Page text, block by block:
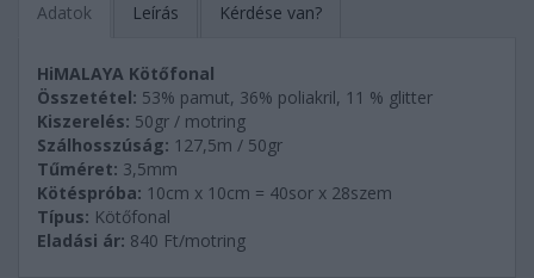
Adatok Leírás Kérdése van?
HiMALAYA Kötőfonal
Összetétel: 53% pamut, 36% poliakril, 11 % glitter
Kiszerelés: 50gr / motring
Szálhosszúság: 127,5m / 50gr
Tűméret: 3,5mm
Kötéspróba: 10cm x 10cm = 40sor x 28szem
Típus: Kötőfonal
Eladási ár: 840 Ft/motring